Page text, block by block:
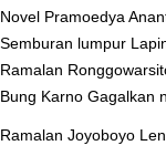
Novel Pramoedya
Semburan lumpur
Ramalan
Bung Karno Gagalkan
Ramalan Joyoboyo